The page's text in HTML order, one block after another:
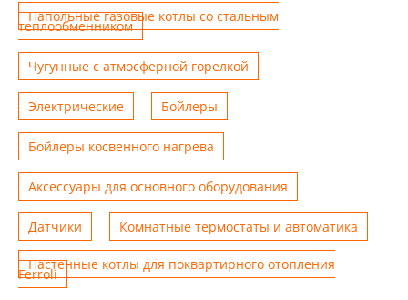
Напольные газовые котлы со стальным
теплообменником
Чугунные с атмосферной горелкой
Электрические Бойлеры
Бойлеры косвенного нагрева
Аксессуары для основного оборудования
Датчики Комнатные термостаты и автоматика
Настенные котлы для поквартирного отопления
Ferroli